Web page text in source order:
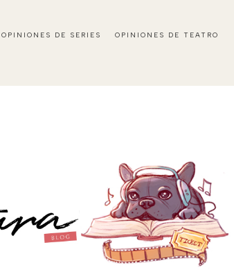
OPINIONES DE SERIES
OPINIONES DE TEATRO